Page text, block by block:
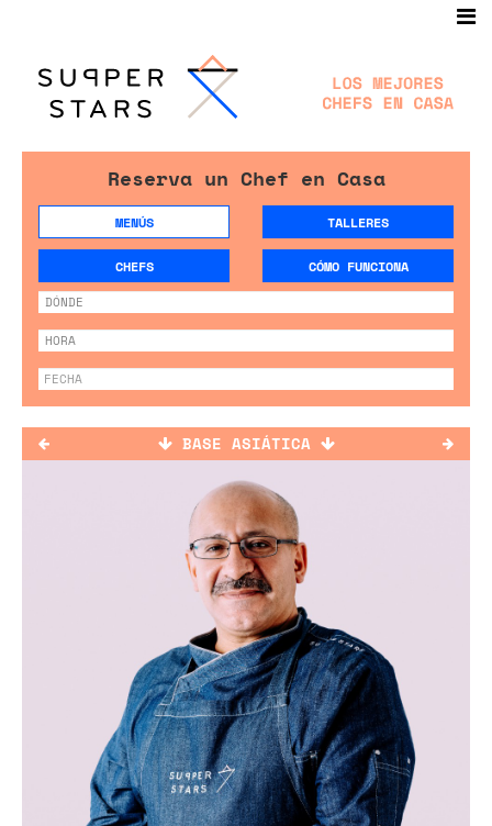
Reserva un Chef en Casa
MENÚS TALLERES
CHEFS CÓMO FUNCIONA
BASE ASIÁTICA